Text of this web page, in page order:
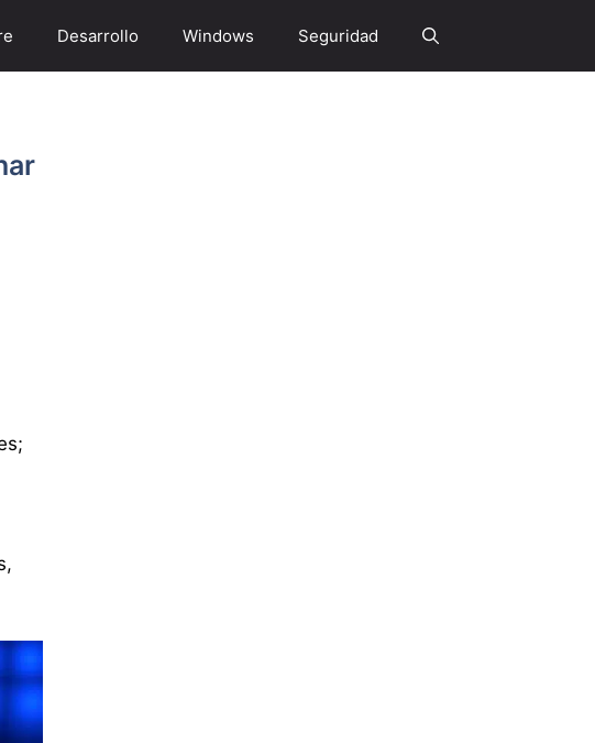
Desarrollo Windows Seguridad